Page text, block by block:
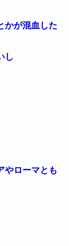
かが混血した
し
やローマとも